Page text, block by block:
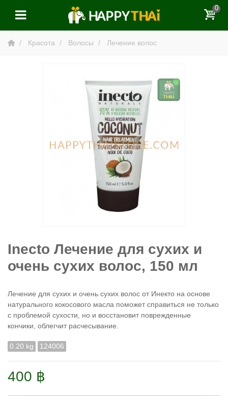
0
Красота Волосы Лечение волос
Inecto Лечение для сухих и
очень сухих волос, 150 мл
Лечение для сухих и очень сухих волос от Инекто на основе
натурального кокосового масла поможет справиться не только
с проблемой сухости, но и восстановит поврежденные
кончики, облегчит расчесывание.
0.20 kg 124006
400 ฿